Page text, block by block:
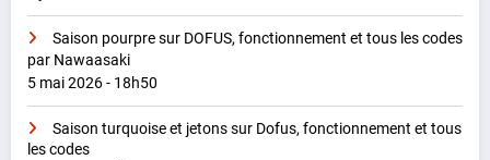
Saison pourpre sur DOFUS, fonctionnement et tous les codes
par Nawaasaki
5 mai 2026 - 18h50
Saison turquoise et jetons sur Dofus, fonctionnement et tous
les codes